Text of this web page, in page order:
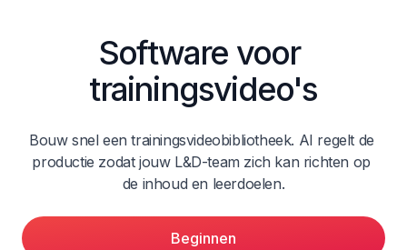
Software voor
trainingsvideo's
Bouw snel een trainingsvideobibliotheek. AI regelt de
productie zodat jouw L&D-team zich kan richten op
de inhoud en leerdoelen.
Beginnen